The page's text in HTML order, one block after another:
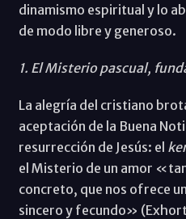
dinamismo espiritual y lo
de modo libre y generoso.
1. El Misterio pascual,
La alegría del cristiano
aceptación de la Buena
resurrección de Jesús: el
el Misterio de un amor
concreto, que nos ofrece
sincero y fecundo»